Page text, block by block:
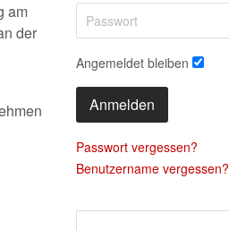
am
der
Angemeldet bleiben
Anmelden
Passwort vergessen?
Benutzername vergessen?